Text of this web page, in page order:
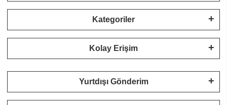
Kategoriler
Kolay Erişim
Yurtdışı Gönderim